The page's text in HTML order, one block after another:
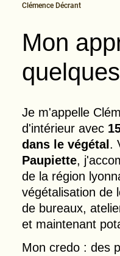
Clémence Décrant
Mon
Je m'appelle
d'intérieur avec
dans le végétal .
Paupiette,
de la région
végétalisation de
de bureaux,
et maintenant
Mon credo : des